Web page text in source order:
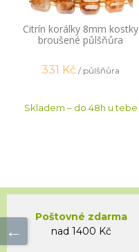
Citrín korálky 8mm kostky
broušené půlšňůra
331 Kč / půlšňůra
Skladem – do 48h u tebe
Poštovné zdarma
nad 1400 Kč